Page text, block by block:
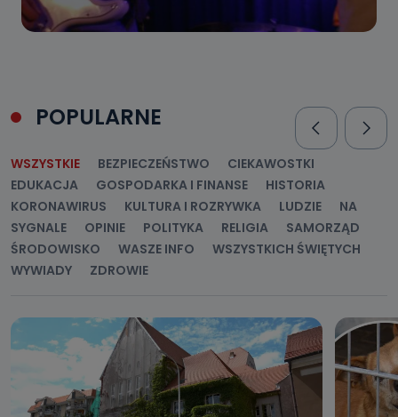
POPULARNE
WSZYSTKIE BEZPIECZEŃSTWO
CIEKAWOSTKI
EDUKACJA
GOSPODARKA I FINANSE
HISTORIA
KORONAWIRUS
KULTURA I ROZRYWKA LUDZIE
NA
SYGNALE
OPINIE POLITYKA RELIGIA
SAMORZĄD
ŚRODOWISKO
WASZE INFO
WSZYSTKICH ŚWIĘTYCH
WYWIADY
ZDROWIE